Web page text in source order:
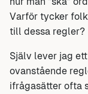
Varför tycker
till dessa regler?
Själv lever jag
ovanstående
ifrågasätter ofta